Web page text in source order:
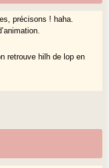
précisons ! haha.
retrouve hilh de lop en